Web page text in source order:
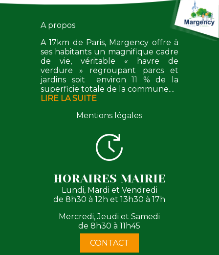
A propos
A 17km de Paris, Margency offre à
ses habitants un magnifique cadre
de vie, véritable « havre de
verdure » regroupant parcs et
jardins soit environ 11 % de la
superficie totale de la commune....
LIRE LA SUITE
Mentions légales
HORAIRES MAIRIE
Lundi, Mardi et Vendredi
de 8h30 à 12h et 13h30 à 17h
Mercredi, Jeudi et Samedi
de 8h30 à 11h45
CONTACT